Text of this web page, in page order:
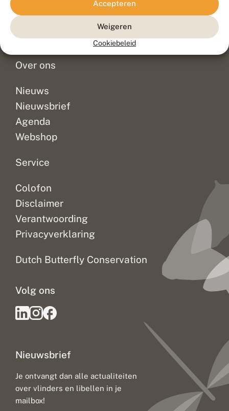
Accepteren
Weigeren
Cookiebeleid
Veelgestelde vragen
Doneer
Over ons
Nieuws
Nieuwsbrief
Agenda
Webshop
Service
Colofon
Disclaimer
Verantwoording
Privacyverklaring
Dutch Butterfly Conservation
Nieuwsbrief
Je ontvangt dan alle actualiteiten
over vlinders en libellen in je
mailbox!
Volg ons
Sitemap